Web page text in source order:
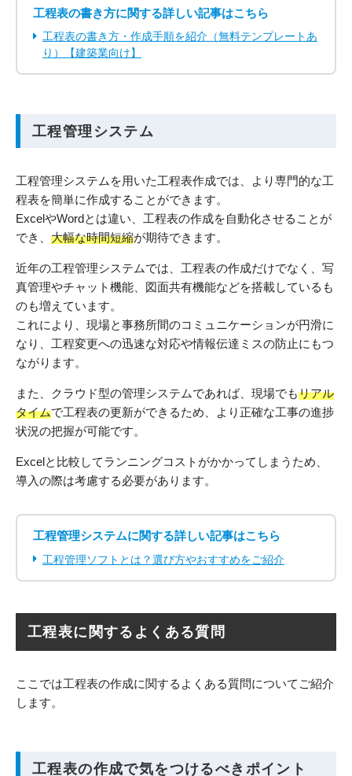
工程表の書き方に関する詳しい記事はこちら
工程表の書き方・作成手順を紹介（無料テンプレートあ
り）【建築業向け】
工程管理システム
工程管理システムを用いた工程表作成では、より専門的な工
程表を簡単に作成することができます。
ExcelやWordとは違い、工程表の作成を自動化させることが
でき、 大幅な時間短縮が期待できます。
近年の工程管理システムでは、工程表の作成だけでなく、写
真管理やチャット機能、図面共有機能などを搭載しているも
のも増えています。
これにより、現場と事務所間のコミュニケーションが円滑に
なり、工程変更への迅速な対応や情報伝達ミスの防止にもつ
ながります。
また、クラウド型の管理システムであれば、現場でもリアル
タイムで工程表の更新ができるため、より正確な工事の進捗
状況の把握が可能です。
Excelと比較してランニングコストがかかってしまうため、
導入の際は考慮する必要があります。
工程管理システムに関する詳しい記事はこちら
工程管理ソフトとは？選び方やおすすめをご紹介
工程表に関するよくある質問
ここでは工程表の作成に関するよくある質問についてご紹介
します。
工程表の作成で気をつけるべきポイント